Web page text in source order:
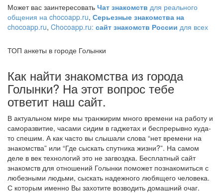
Может вас заинтересовать Чат знакомств для реального
общения на chocoapp.ru, Серьезные знакомства на
chocoapp.ru, Chocoapp.ru: сайт знакомств России для всех
ТОП анкеты в городе Голынки
Как найти знакомства из города
Голынки? На этот вопрос тебе
ответит наш сайт.
В актуальном мире мы транжирим много времени на работу и
саморазвитие, часами сидим в гаджетах и беспрерывно куда-
то спешим. А как часто вы слышали слова “нет времени на
знакомства” или “Где сыскать спутника жизни?”. На самом
деле в век технологий это не загвоздка. Бесплатный сайт
знакомств для отношений Голынки поможет познакомиться с
любезными людьми, сыскать надежного любящего человека.
С которым именно Вы захотите возводить домашний очаг.